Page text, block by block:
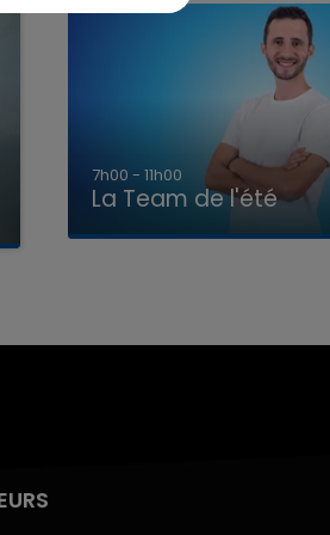
7h00 - 11h00
La Team de l'été